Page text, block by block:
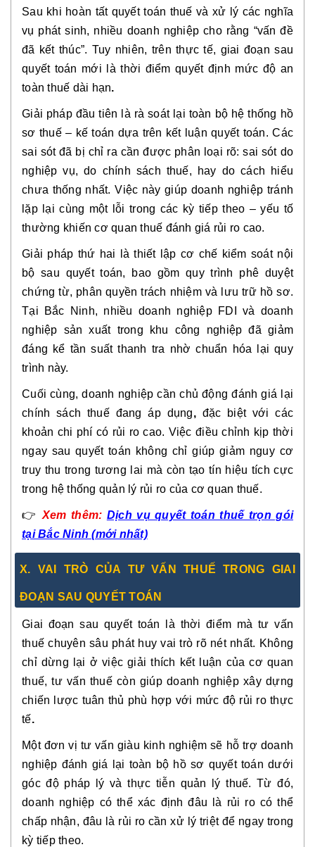
Sau khi hoàn tất quyết toán thuế và xử lý các nghĩa
vụ phát sinh, nhiều doanh nghiệp cho rằng “vấn đề
đã kết thúc”. Tuy nhiên, trên thực tế, giai đoạn sau
quyết toán mới là thời điểm quyết định mức độ an
toàn thuế dài hạn.
Giải pháp đầu tiên là rà soát lại toàn bộ hệ thống hồ
sơ thuế – kế toán dựa trên kết luận quyết toán. Các
sai sót đã bị chỉ ra cần được phân loại rõ: sai sót do
nghiệp vụ, do chính sách thuế, hay do cách hiểu
chưa thống nhất. Việc này giúp doanh nghiệp tránh
lặp lại cùng một lỗi trong các kỳ tiếp theo – yếu tố
thường khiến cơ quan thuế đánh giá rủi ro cao.
Giải pháp thứ hai làthiết lập cơ chế kiểm soát nội
bộ sau quyết toán, bao gồm quy trình phê duyệt
chứng từ, phân quyền trách nhiệm và lưu trữ hồ sơ.
Tại Bắc Ninh, nhiều doanh nghiệp FDI và doanh
nghiệp sản xuất trong khu công nghiệp đã giảm
đáng kể tần suất thanh tra nhờ chuẩn hóa lại quy
trình này.
Cuối cùng, doanh nghiệp cầnchủ động đánh giá lại
chính sách thuế đang áp dụng,đặc biệt với các
khoản chi phí có rủi ro cao. Việc điều chỉnh kịp thời
ngay sau quyết toán không chỉ giúp giảm nguy cơ
truy thu trong tương lai mà còn tạo tín hiệu tích cực
trong hệ thống quản lý rủi ro của cơ quan thuế.
👉 Xem thêm: Dịch vụ quyết toán thuế trọn gói
tại Bắc Ninh (mới nhất)
X. VAI TRÒ CỦA TƯ VẤN THUẾ TRONG GIAI
ĐOẠN SAU QUYẾT TOÁN
Giai đoạn sau quyết toán là thời điểm màtư vấn
thuế chuyên sâu phát huy vai trò rõ nét nhất. Không
chỉ dừng lại ở việc giải thích kết luận của cơ quan
thuế, tư vấn thuế còn giúp doanh nghiệpxây dựng
chiến lược tuân thủ phù hợp với mức độ rủi ro thực
tế.
Một đơn vị tư vấn giàu kinh nghiệm sẽ hỗ trợ doanh
nghiệp đánh giá lại toàn bộ hồ sơ quyết toán dưới
góc độ pháp lý và thực tiễn quản lý thuế. Từ đó,
doanh nghiệp có thể xác định đâu là rủi ro có thể
chấp nhận, đâu là rủi ro cần xử lý triệt để ngay trong
kỳ tiếp theo.